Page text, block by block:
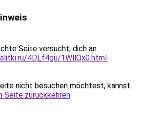
Seite versucht, dich an
4DLf4gu/1WllQx0.html
nicht besuchen möchtest, kannst
Seite zurückkehren.